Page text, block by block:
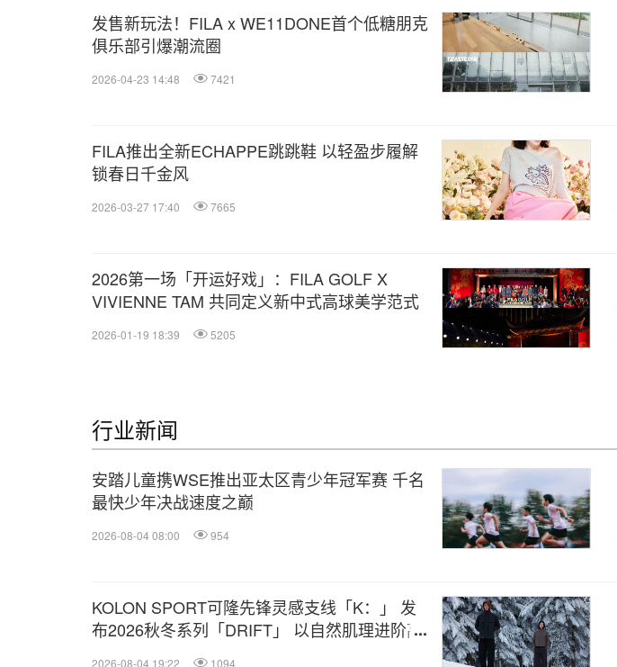
发售新玩法！FILA x WE11DONE首个低糖朋克
俱乐部引爆潮流圈
2026-04-23 14:48 7421
FILA推出全新ECHAPPE跳跳鞋 以轻盈步履解
锁春日千金风
2026-03-27 17:40 7665
2026第一场「开运好戏」：FILA GOLF X
VIVIENNE TAM 共同定义新中式高球美学范式
2026-01-19 18:39 5205
行业新闻
安踏儿童携WSE推出亚太区青少年冠军赛 千名
最快少年决战速度之巅
2026-08-04 08:00 954
KOLON SPORT可隆先锋灵感支线「K：」 发
布2026秋冬系列「DRIFT」 以自然肌理进阶高
2026-08-04 19:22 1094